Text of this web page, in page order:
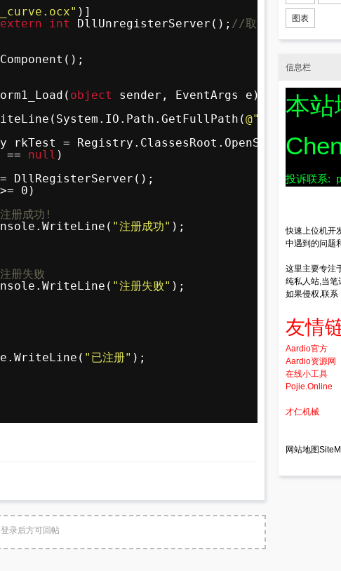
)]
extern int DllUnregisterServer(); //取消注册时用
object
sender, EventArgs e)
rkTest = Registry.ClassesRoot.OpenSubKey(
== null )
DllRegisterServer();
0)
册成功!
"注册成功" );
册失败
"注册失败" );
"已注册" );
登录后方可回帖
图表
信息栏
本站
投诉联系:
快速上位机开
中遇到的问题
这里主要专注
纯私人站,当笔
如果侵权,联
友情
Aardio官方
Aardio资源网
在线小工具
Pojie.Online
才仁机械
网站地图